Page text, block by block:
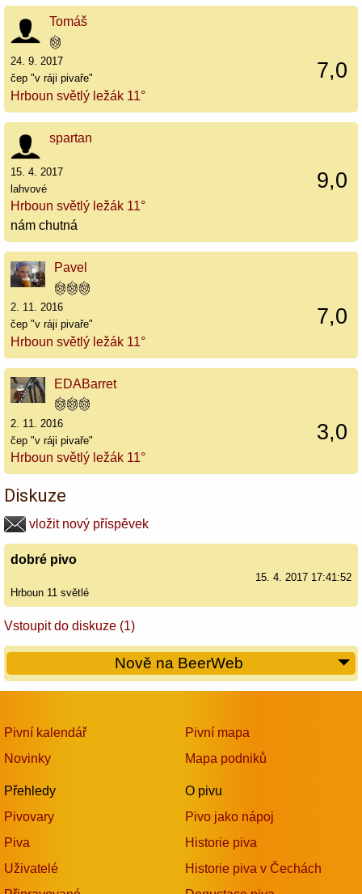
Tomáš
7,0
24. 9. 2017
čep "v ráji pivaře"
Hrboun světlý ležák 11°
spartan
9,0
15. 4. 2017
lahvové
Hrboun světlý ležák 11°
nám chutná
Pavel
7,0
2. 11. 2016
čep "v ráji pivaře"
Hrboun světlý ležák 11°
EDABarret
3,0
2. 11. 2016
čep "v ráji pivaře"
Hrboun světlý ležák 11°
Diskuze
vložit nový příspěvek
dobré pivo
15. 4. 2017 17:41:52
Hrboun 11 světlé
Vstoupit do diskuze (1)
Nově na BeerWeb
Pivní kalendář
Novinky
Přehledy
Pivovary
Piva
Uživatelé
Pivní mapa
Mapa podniků
O pivu
Pivo jako nápoj
Historie piva
Historie piva v Čechách